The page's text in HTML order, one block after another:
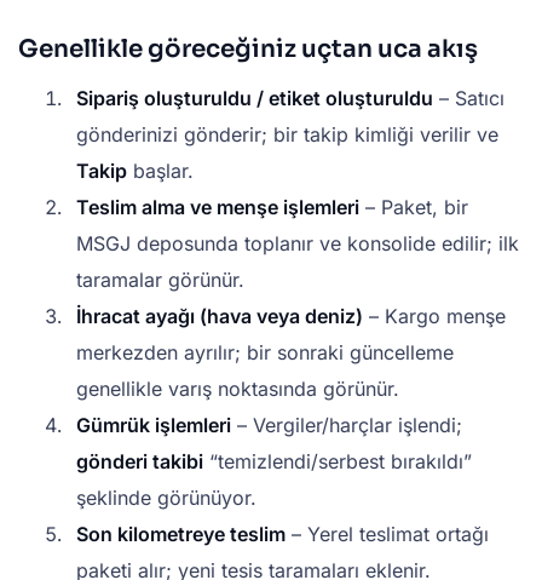
Genellikle göreceğiniz uçtan uca akış
Sipariş oluşturuldu / etiket oluşturuldu – Satıcı
gönderinizi gönderir; bir takip kimliği verilir ve
Takip başlar.
Teslim alma ve menşe işlemleri – Paket, bir
MSGJ deposunda toplanır ve konsolide edilir; ilk
taramalar görünür.
İhracat ayağı (hava veya deniz) – Kargo menşe
merkezden ayrılır; bir sonraki güncelleme
genellikle varış noktasında görünür.
Gümrük işlemleri – Vergiler/harçlar işlendi;
gönderi takibi “temizlendi/serbest bırakıldı”
şeklinde görünüyor.
Son kilometreye teslim – Yerel teslimat ortağı
paketi alır; yeni tesis taramaları eklenir.